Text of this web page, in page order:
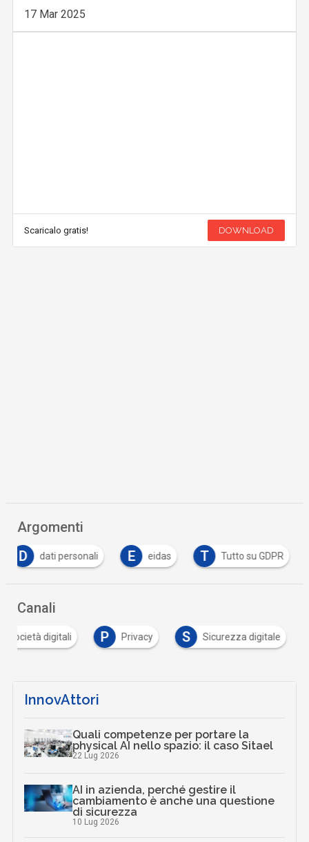
17 Mar 2025
Scaricalo gratis! DOWNLOAD
Argomenti
D
dati personali E eidas T Tutto su GDPR
Canali
società digitali P Privacy S Sicurezza digitale
InnovAttori
Quali competenze per portare la
physical AI nello spazio: il caso Sitael
22 Lug 2026
AI in azienda, perché gestire il
cambiamento è anche una questione
di sicurezza
10 Lug 2026